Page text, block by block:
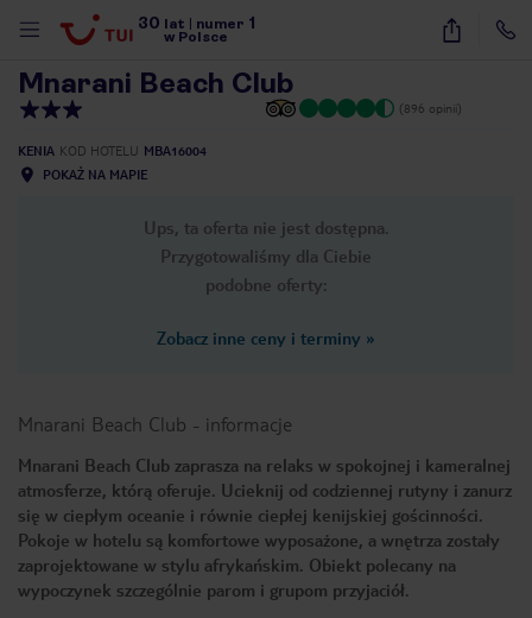
30 lat numer 1
w Polsce
40
Mnarani Beach Club
(896 opinii)
KENIA KOD HOTELU MBA16004
POKAŻ NA MAPIE
Ups, ta oferta nie jest dostępna.
Przygotowaliśmy dla Ciebie
podobne oferty:
Zobacz inne ceny i terminy »
Mnarani Beach Club - informacje
Mnarani Beach Club zaprasza na relaks w spokojnej i kameralnej
atmosferze, którą oferuje. Ucieknij od codziennej rutyny i zanurz
się w ciepłym oceanie i równie ciepłej kenijskiej gościnności.
Pokoje w hotelu są komfortowe wyposażone, a wnętrza zostały
zaprojektowane w stylu afrykańskim. Obiekt polecany na
wypoczynek szczególnie parom i grupom przyjaciół.